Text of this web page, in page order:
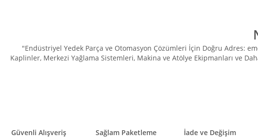
"Endüstriyel Yedek Parça ve Otomasyon Çözümleri İçin Doğru Adres:
Kaplinler, Merkezi Yağlama Sistemleri, Makina ve Atölye Ekipmanları ve
Güvenli Alışveriş Sağlam Paketleme İade ve Değişim